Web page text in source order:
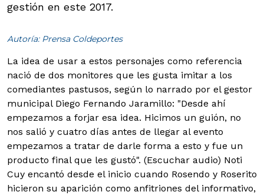
gestión en este 2017.
Autoría: Prensa Coldeportes
La idea de usar a estos personajes como referencia
nació de dos monitores que les gusta imitar a los
comediantes pastusos, según lo narrado por el gestor
municipal Diego Fernando Jaramillo: "Desde ahí
empezamos a forjar esa idea. Hicimos un guión, no
nos salió y cuatro días antes de llegar al evento
empezamos a tratar de darle forma a esto y fue un
producto final que les gustó". (Escuchar audio) Noti
Cuy encantó desde el inicio cuando Rosendo y Roserito
hicieron su aparición como anfitriones del informativo,